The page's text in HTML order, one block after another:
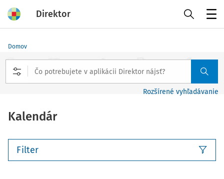
Direktor
Domov
Rozšírené vyhľadávanie
Kalendár
Filter